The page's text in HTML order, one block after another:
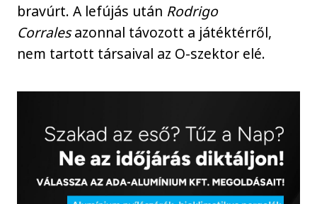
bravúrt. A lefújás után Rodrigo
Corralesazonnal távozott a játéktérről,
nem tartott társaival az O-szektor elé.